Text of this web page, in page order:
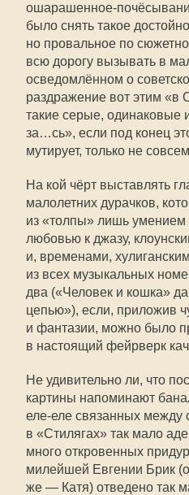
ошарашенное-
было снять такое
но провальное по
всю дорогу вызывать в
осведомлённом о
раздражение вот этим «в
такие серые,
за…сь», если под конец
мутирует, только не
На кой чёрт выставлять
малолетних дурачков,
из «толпы» лишь умением
любовью к джазу,
и, временами,
из всех музыкальных
два («Человек и кошка»
цепью»), если, приложив
и фантазии, можно было
в настоящий фейрверк
Не удивительно ли, что
картины напоминают
еле-еле связанных между
в «Стилягах» так мало
много откровенных
милейшей Евгении Брик
же — Катя) отведено так